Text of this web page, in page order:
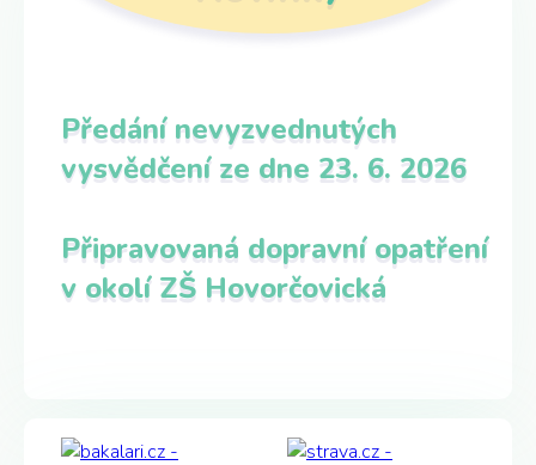
Předání nevyzvednutých
vysvědčení ze dne 23. 6. 2026
Připravovaná dopravní opatření
v okolí ZŠ Hovorčovická